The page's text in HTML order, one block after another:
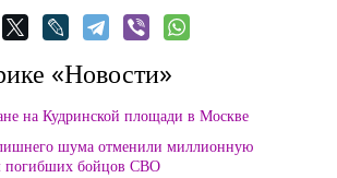
«Новости»
на Кудринской площади в Москве
шума отменили миллионную
погибших бойцов СВО